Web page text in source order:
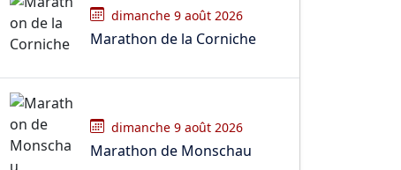
dimanche 9 août 2026
Marathon de la Corniche
dimanche 9 août 2026
Marathon de Monschau